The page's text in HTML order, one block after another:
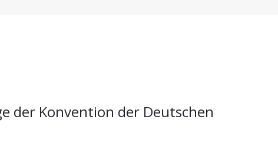
der Konvention der Deutschen